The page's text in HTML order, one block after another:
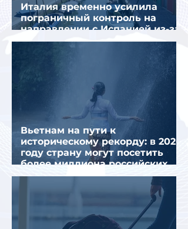
Италия временно усилила
пограничный контроль на
направлении с Испанией из-за
миграционного кризиса
Вьетнам на пути к
историческому рекорду: в 2026
году страну могут посетить
более миллиона российских
туристов